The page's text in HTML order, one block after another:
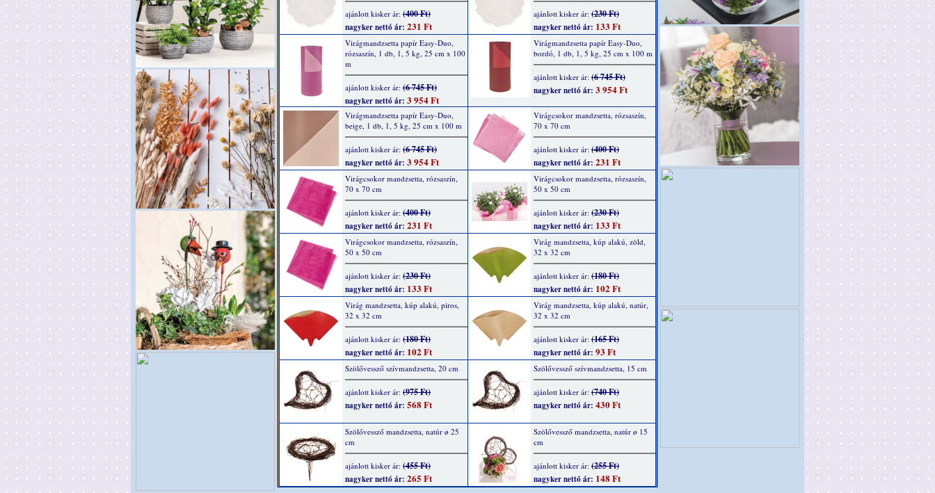
ajánlott kisker ár: (400 Ft)
nagyker nettó ár: 231 Ft
ajánlott kisker ár: (230 Ft)
nagyker nettó ár: 133 Ft
Virágmandzsetta papír Easy-Duo,
rózsaszín, 1 db, 1, 5 kg, 25 cm x 100
m
ajánlott kisker ár: (6 745 Ft)
nagyker nettó ár: 3 954 Ft
Virágmandzsetta papír Easy-Duo,
bordó, 1 db, 1, 5 kg, 25 cm x 100 m
ajánlott kisker ár: (6 745 Ft)
nagyker nettó ár: 3 954 Ft
Virágmandzsetta papír Easy-Duo,
beige, 1 db, 1, 5 kg, 25 cm x 100 m
ajánlott kisker ár: (6 745 Ft)
nagyker nettó ár: 3 954 Ft
Virágcsokor mandzsetta, rózsaszín,
70 x 70 cm
ajánlott kisker ár: (400 Ft)
nagyker nettó ár: 231 Ft
Virágcsokor mandzsetta, rózsaszín,
70 x 70 cm
ajánlott kisker ár: (400 Ft)
nagyker nettó ár: 231 Ft
Virágcsokor mandzsetta, rózsaszín,
50 x 50 cm
ajánlott kisker ár: (230 Ft)
nagyker nettó ár: 133 Ft
Virágcsokor mandzsetta, rózsaszín,
50 x 50 cm
ajánlott kisker ár: (230 Ft)
nagyker nettó ár: 133 Ft
Virág mandzsetta, kúp alakú, zöld,
32 x 32 cm
ajánlott kisker ár: (180 Ft)
nagyker nettó ár: 102 Ft
Virág mandzsetta, kúp alakú, piros,
32 x 32 cm
ajánlott kisker ár: (180 Ft)
nagyker nettó ár: 102 Ft
Virág mandzsetta, kúp alakú, natúr,
32 x 32 cm
ajánlott kisker ár: (165 Ft)
nagyker nettó ár: 93 Ft
Szölővessző szívmandzsetta, 20 cm
ajánlott kisker ár: (975 Ft)
nagyker nettó ár: 568 Ft
Szölővessző szívmandzsetta, 15 cm
ajánlott kisker ár: (740 Ft)
nagyker nettó ár: 430 Ft
Szölővessző mandzsetta, natúr ø 25
cm
ajánlott kisker ár: (455 Ft)
nagyker nettó ár: 265 Ft
Szölővessző mandzsetta, natúr ø 15
cm
ajánlott kisker ár: (255 Ft)
nagyker nettó ár: 148 Ft